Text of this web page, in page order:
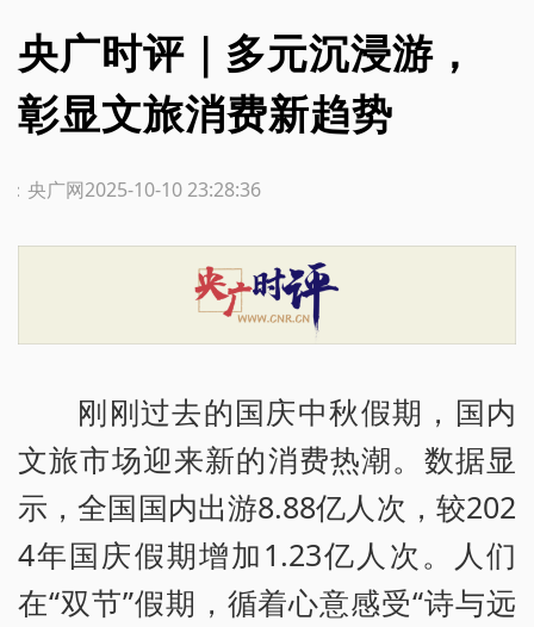
央广时评｜多元沉浸游，
彰显文旅消费新趋势
2025-10-10 23:28:36
：央广网
刚刚过去的国庆中秋假期，国内
文旅市场迎来新的消费热潮。数据显
示，全国国内出游8.88亿人次，较202
4年国庆假期增加1.23亿人次。人们
在“双节”假期，循着心意感受“诗与远